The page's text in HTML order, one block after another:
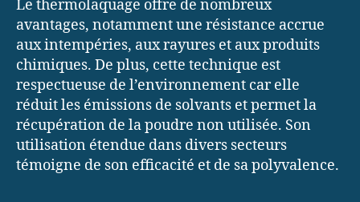
Le thermolaquage offre de nombreux
avantages, notamment une résistance accrue
aux intempéries, aux rayures et aux produits
chimiques. De plus, cette technique est
respectueuse de l’environnement car elle
réduit les émissions de solvants et permet la
récupération de la poudre non utilisée. Son
utilisation étendue dans divers secteurs
témoigne de son efficacité et de sa polyvalence.